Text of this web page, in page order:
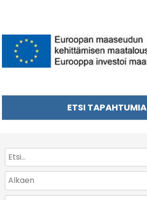
ETSI TAPAHTUMIA